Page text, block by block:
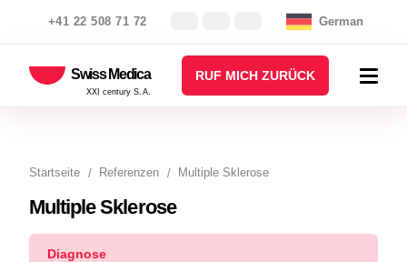
+41 22 508 71 72 German
Swiss Medica
XXI century S.A.
RUF MICH ZURÜCK
Startseite Referenzen Multiple Sklerose
Multiple Sklerose
Diagnose